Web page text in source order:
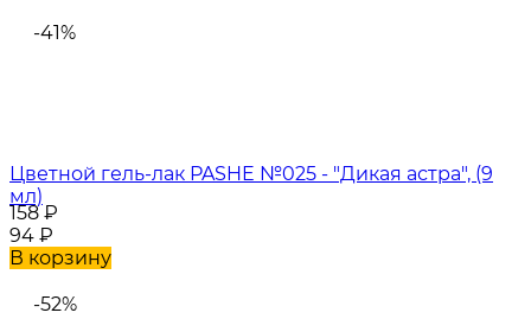
-41%
Цветной гель-лак PASHE №025 - "Дикая астра", (9
мл)
158₽
94 ₽
В корзину
-52%